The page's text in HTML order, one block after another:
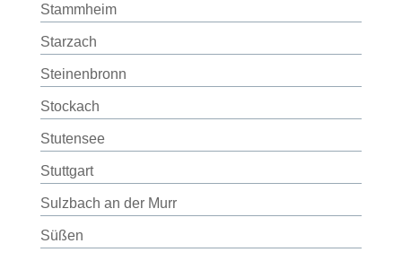
Stammheim
Starzach
Steinenbronn
Stockach
Stutensee
Stuttgart
Sulzbach an der Murr
Süßen